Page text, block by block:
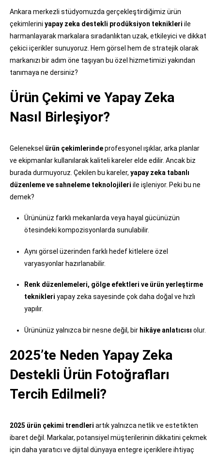
Ankara merkezli stüdyomuzda gerçekleştirdiğimiz ürün
çekimlerini yapay zeka destekli prodüksiyon teknikleri ile
harmanlayarak markalara sıradanlıktan uzak, etkileyici ve dikkat
çekici içerikler sunuyoruz. Hem görsel hem de stratejik olarak
markanızı bir adım öne taşıyan bu özel hizmetimizi yakından
tanımaya ne dersiniz?
Ürün Çekimi ve Yapay Zeka
Nasıl Birleşiyor?
Geleneksel ürün çekimlerindeprofesyonel ışıklar, arka planlar
ve ekipmanlar kullanılarak kaliteli kareler elde edilir. Ancak biz
burada durmuyoruz. Çekilen bu kareler, yapay zeka tabanlı
düzenleme ve sahneleme teknolojileri ile işleniyor. Peki bu ne
demek?
Ürününüz farklı mekanlarda veya hayal gücünüzün
ötesindeki kompozisyonlarda sunulabilir.
Aynı görsel üzerinden farklı hedef kitlelere özel
varyasyonlar hazırlanabilir.
Renk düzenlemeleri, gölge efektleri ve ürün yerleştirme
teknikleri yapay zeka sayesinde çok daha doğal ve hızlı
yapılır.
Ürününüz yalnızca bir nesne değil, bir hikâye anlatıcısı olur.
2025’te Neden Yapay Zeka
Destekli Ürün Fotoğrafları
Tercih Edilmeli?
2025 ürün çekimi trendleri artık yalnızca netlik ve estetikten
ibaret değil. Markalar, potansiyel müşterilerinin dikkatini çekmek
için daha yaratıcı ve dijital dünyaya entegre içeriklere ihtiyaç